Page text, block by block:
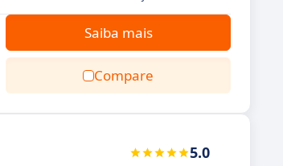
Saiba mais
Compare
5.0